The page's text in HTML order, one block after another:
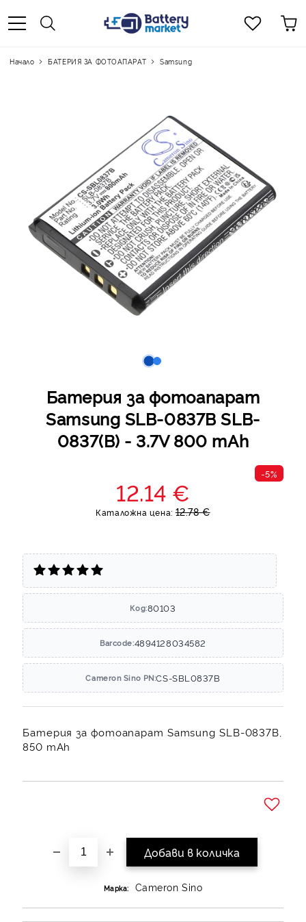
Начало БАТЕРИЯ ЗА ФОТОАПАРАТ Samsung
Батерия за фотоапарат
Samsung SLB-0837B SLB-
0837(B) - 3.7V 800 mAh
-5%
12.14 €
Каталожна цена: 12.78 €
Код:80103
Barcode:4894128034582
Cameron Sino PN:CS-SBL0837B
Батерия за фотоапарат Samsung SLB-0837B,
850 mAh
Марка: Cameron Sino